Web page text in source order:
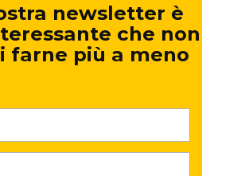
newsletter è
che non
farne più a meno